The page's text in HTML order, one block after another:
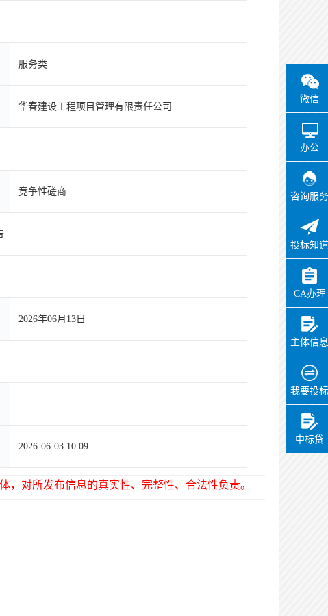
微信
办公
咨询服务
投标知道
CA办理
主体信息
我要投标
中标贷
服务类
华春建设工程项目管理有限责任公司
竞争性磋商
2026年06月13日
2026-06-03 10:09
对所发布信息的真实性、完整性、合法性负责。